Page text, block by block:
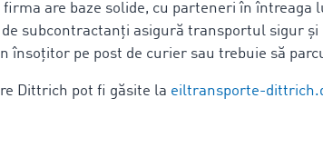
are baze solide, cu parteneri în întreaga
subcontractanți asigură transportul sigur
însoțitor pe post de curier sau trebuie să
Dittrich pot fi găsite la eiltransporte-